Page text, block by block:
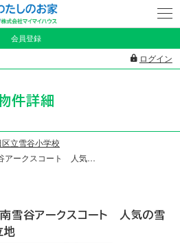
会員登録
ログイン
件詳細
区立雪谷小学校
新着！！フェアロージュ南雪谷アークスコート 人気の雪谷大塚駅徒歩７分の好立地
雪谷アークスコート 人気の雪
地